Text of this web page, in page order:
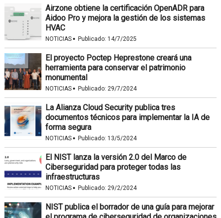
Airzone obtiene la certificación OpenADR para
Aidoo Pro y mejora la gestión de los sistemas
HVAC
NOTICIAS · Publicado: 14/7/2025
El proyecto Poctep Heprestone creará una
herramienta para conservar el patrimonio
monumental
NOTICIAS · Publicado: 29/7/2024
La Alianza Cloud Security publica tres
documentos técnicos para implementar la IA de
forma segura
NOTICIAS · Publicado: 13/5/2024
El NIST lanza la versión 2.0 del Marco de
Ciberseguridad para proteger todas las
infraestructuras
NOTICIAS · Publicado: 29/2/2024
NIST publica el borrador de una guía para mejorar